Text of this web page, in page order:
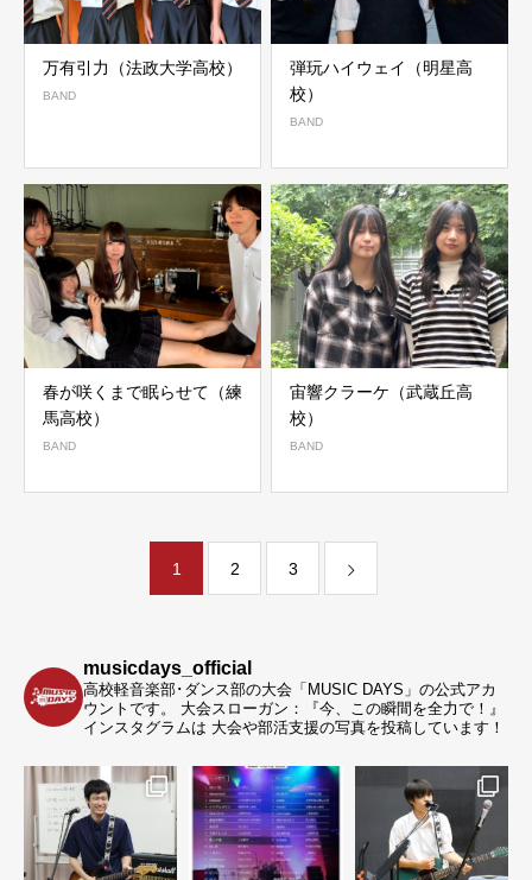
万有引力（法政大学高校）
BAND
弾玩ハイウェイ（明星高
校）
BAND
春が咲くまで眠らせて（練
馬高校）
BAND
宙響クラーケ（武蔵丘高
校）
BAND
1 2 3
musicdays_official
高校軽音楽部･ダンス部の大会「MUSIC DAYS」の公式アカ
ウントです。
大会スローガン：『今、この瞬間を全力で！』
インスタグラムは 大会や部活支援の写真を投稿しています！